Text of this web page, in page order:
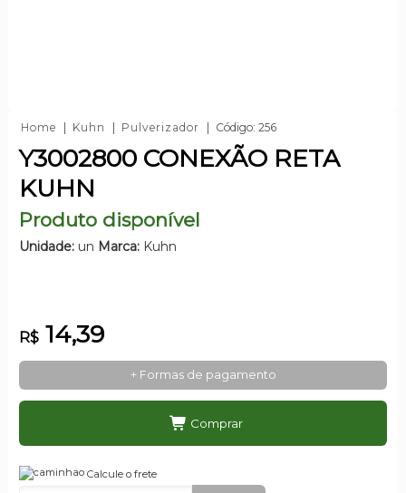
Home Kuhn Pulverizador Código: 256
Y3002800 CONEXÃO RETA
KUHN
Produto disponível
Unidade:un Marca:Kuhn
R$14,39
+ Formas de pagamento
Comprar
Calcule o frete